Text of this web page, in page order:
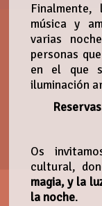
música y
varias
personas
en el que
iluminación
Os
cultural,
magia, y la
la noche.